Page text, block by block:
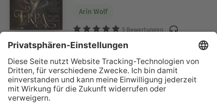
Arin Wolf
5 Bewertungen
Tochter des Ozeans
Aphrodites Entscheidung
Leinani Klaas